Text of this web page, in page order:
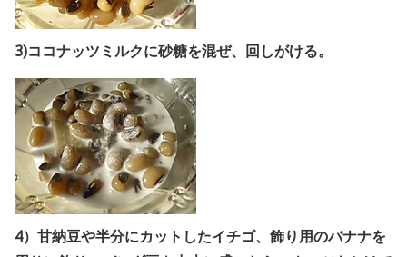
3)ココナッツミルクに砂糖を混ぜ、回しがける。
4）甘納豆や半分にカットしたイチゴ、飾り用のバナナを